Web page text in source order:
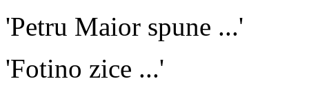
'Petru Maior spune ...'
'Fotino zice ...'